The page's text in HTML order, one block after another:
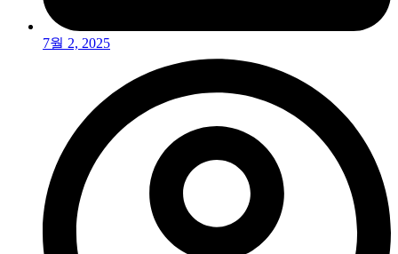
7월 2, 2025